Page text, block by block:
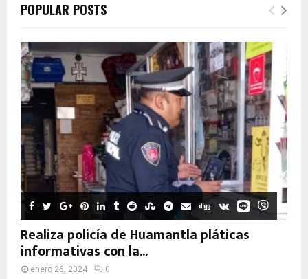
POPULAR POSTS
Realiza policía de Huamantla pláticas
informativas con la...
enero 26, 2024 0